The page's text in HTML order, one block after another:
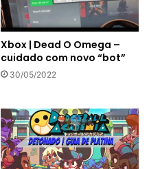
Xbox | Dead O Omega –
cuidado com novo “bot”
30/05/2022